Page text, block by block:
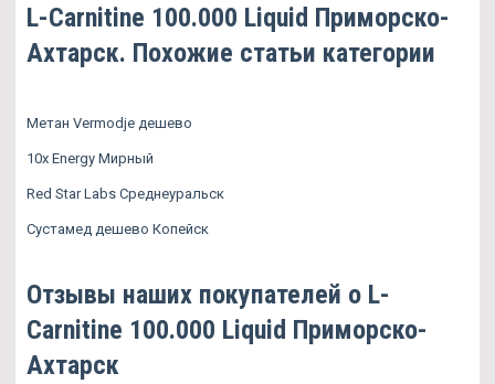
L-Carnitine 100.000 Liquid Приморско-
Ахтарск. Похожие статьи категории
Метан Vermodje дешево
10x Energy Мирный
Red Star Labs Среднеуральск
Сустамед дешево Копейск
Отзывы наших покупателей о L-
Carnitine 100.000 Liquid Приморско-
Ахтарск